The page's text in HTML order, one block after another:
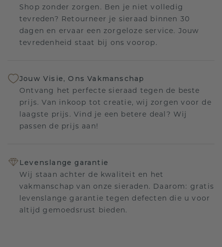
Shop zonder zorgen. Ben je niet volledig
tevreden? Retourneer je sieraad binnen 30
dagen en ervaar een zorgeloze service. Jouw
tevredenheid staat bij ons voorop.
Jouw Visie, Ons Vakmanschap
Ontvang het perfecte sieraad tegen de beste
prijs. Van inkoop tot creatie, wij zorgen voor de
laagste prijs. Vind je een betere deal? Wij
passen de prijs aan!
Levenslange garantie
Wij staan achter de kwaliteit en het
vakmanschap van onze sieraden. Daarom: gratis
levenslange garantie tegen defecten die u voor
altijd gemoedsrust bieden.